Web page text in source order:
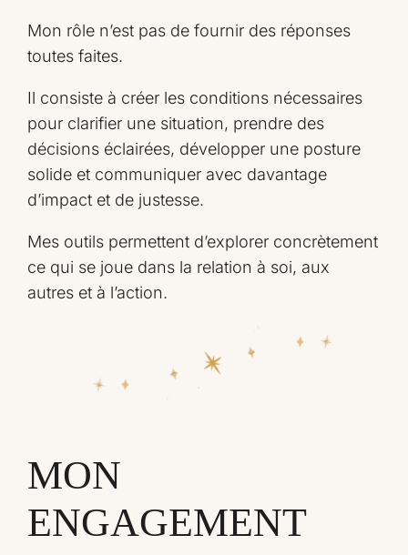
Mon rôle n’est pas de fournir des réponses
toutes faites.
Il consiste à créer les conditions nécessaires
pour clarifier une situation, prendre des
décisions éclairées, développer une posture
solide et communiquer avec davantage
d’impact et de justesse.
Mes outils permettent d’explorer concrètement
ce qui se joue dans la relation à soi, aux
autres et à l’action.
MON
ENGAGEMENT